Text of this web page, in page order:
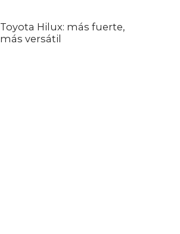
Toyota Hilux: más fuerte,
más versátil